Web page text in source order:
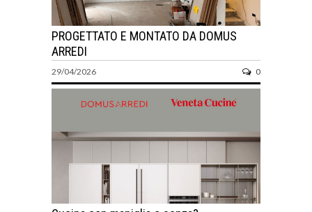
PROGETTATO E MONTATO DA DOMUS
ARREDI
29/04/2026 0